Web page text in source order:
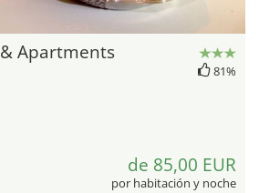
Apartments
81%
de 85,00 EUR
por habitación y noche